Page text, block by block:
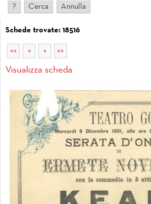
Schede trovate: 18516
<< < > >>
Visualizza scheda